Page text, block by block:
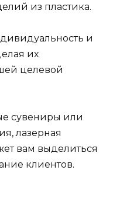
из пластика.
и
их
целевой
сувениры или
лазерная
вам выделиться
клиентов.